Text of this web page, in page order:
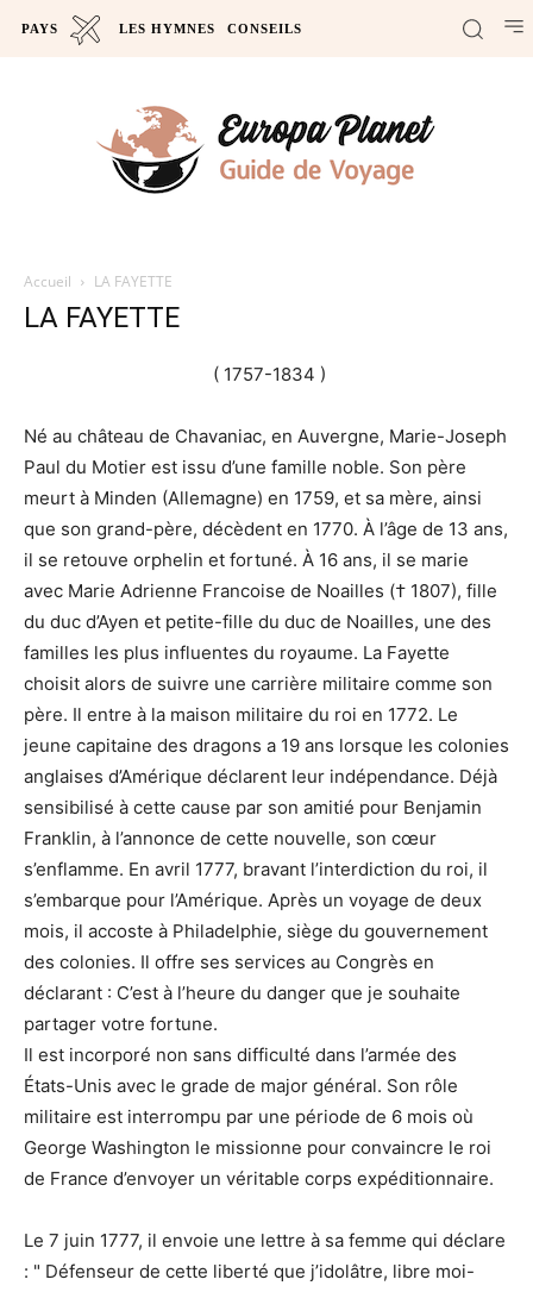
PAYS LES HYMNES CONSEILS
Accueil LA FAYETTE
LA FAYETTE
( 1757-1834 )
Né au château de Chavaniac, en Auvergne, Marie-Joseph
Paul du Motier est issu d’une famille noble. Son père
meurt à Minden (Allemagne) en 1759, et sa mère, ainsi
que son grand-père, décèdent en 1770. À l’âge de 13 ans,
il se retouve orphelin et fortuné. À 16 ans, il se marie
avec Marie Adrienne Francoise de Noailles († 1807), fille
du duc d’Ayen et petite-fille du duc de Noailles, une des
familles les plus influentes du royaume. La Fayette
choisit alors de suivre une carrière militaire comme son
père. Il entre à la maison militaire du roi en 1772. Le
jeune capitaine des dragons a 19 ans lorsque les colonies
anglaises d’Amérique déclarent leur indépendance. Déjà
sensibilisé à cette cause par son amitié pour Benjamin
Franklin, à l’annonce de cette nouvelle, son cœur
s’enflamme. En avril 1777, bravant l’interdiction du roi, il
s’embarque pour l’Amérique. Après un voyage de deux
mois, il accoste à Philadelphie, siège du gouvernement
des colonies. Il offre ses services au Congrès en
déclarant : C’est à l’heure du danger que je souhaite
partager votre fortune.
Il est incorporé non sans difficulté dans l’armée des
États-Unis avec le grade de major général. Son rôle
militaire est interrompu par une période de 6 mois où
George Washington le missionne pour convaincre le roi
de France d’envoyer un véritable corps expéditionnaire.
Le 7 juin 1777, il envoie une lettre à sa femme qui déclare
: " Défenseur de cette liberté que j’idolâtre, libre moi-